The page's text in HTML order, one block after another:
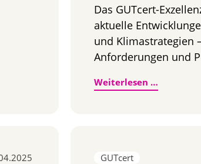
Das GUTcert-
aktuelle
und Klimastrategien
Anforderungen und
Weiterlesen …
GUTcert